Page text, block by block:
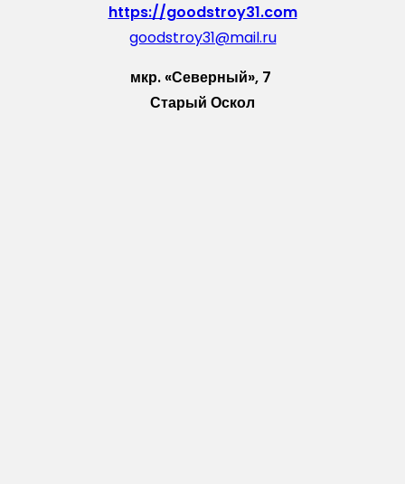
https://goodstroy31.com
goodstroy31@mail.ru
мкр. «Северный», 7
Старый Оскол